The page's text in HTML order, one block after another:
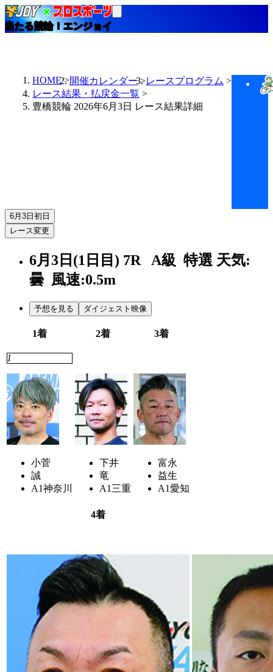
当たる競輪！エンジョイ
HOME 開催カレンダー
レースプログラム
レース結果・払戻金一覧
豊橋競輪 2026年6月3日 レース結果詳細
6月3日 初日
レース変更
6月3日(1日目) 7R A級 特選 天気:
曇 風速:0.5m
予想を見る ダイジェスト映像
1着 2着 3着
1
小菅
誠
A1神奈川
下井
竜
A1 三重
富永
益生
A1愛知
4着